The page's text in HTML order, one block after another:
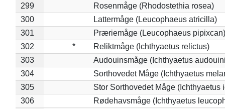
299
Rosenmåge (Rhodostethia rosea)
300
Lattermåge (Leucophaeus atricilla)
301
Præriemåge (Leucophaeus pipixcan)
302
*
Reliktmåge (Ichthyaetus relictus)
303
Audouinsmåge (Ichthyaetus
304
Sorthovedet Måge (Ichthyaetus
305
Stor Sorthovedet Måge (Ichthyaetus
306
Rødehavsmåge (Ichthyaetus